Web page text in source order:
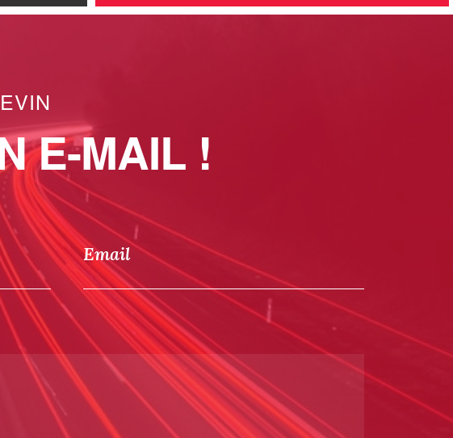
E-MAIL !
Email